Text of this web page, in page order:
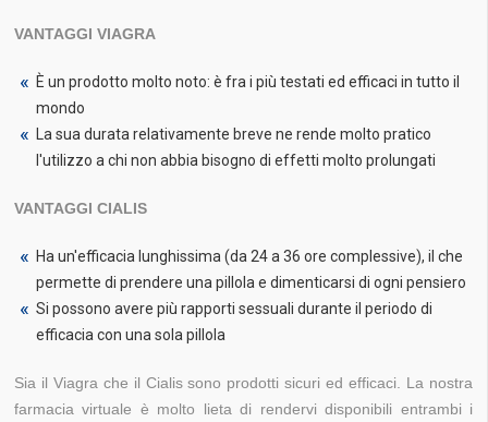
VANTAGGI VIAGRA
È un prodotto molto noto: è fra i più testati ed efficaci in tutto il
mondo
La sua durata relativamente breve ne rende molto pratico
l'utilizzo a chi non abbia bisogno di effetti molto prolungati
VANTAGGI CIALIS
Ha un'efficacia lunghissima (da 24 a 36 ore complessive), il che
permette di prendere una pillola e dimenticarsi di ogni pensiero
Si possono avere più rapporti sessuali durante il periodo di
efficacia con una sola pillola
Sia il Viagra che il Cialis sono prodotti sicuri ed efficaci. La nostra
farmacia virtuale è molto lieta di rendervi disponibili entrambi i